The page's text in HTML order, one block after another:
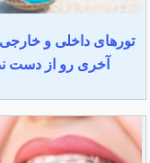
تورهای داخلی و
آخری رو از دست